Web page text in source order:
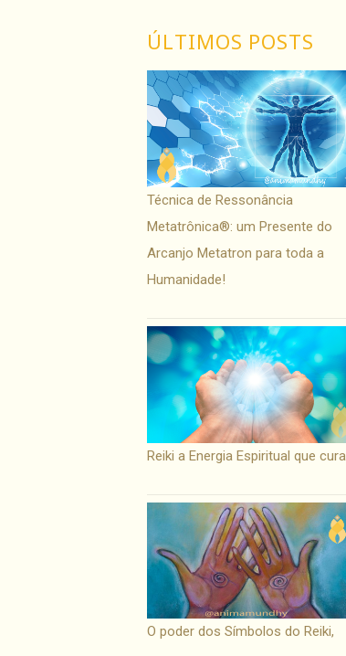
ÚLTIMOS POSTS
Técnica de Ressonância
Metatrônica®: um Presente do
Arcanjo Metatron para toda a
Humanidade!
Reiki a Energia Espiritual que cura.
O poder dos Símbolos do Reiki,